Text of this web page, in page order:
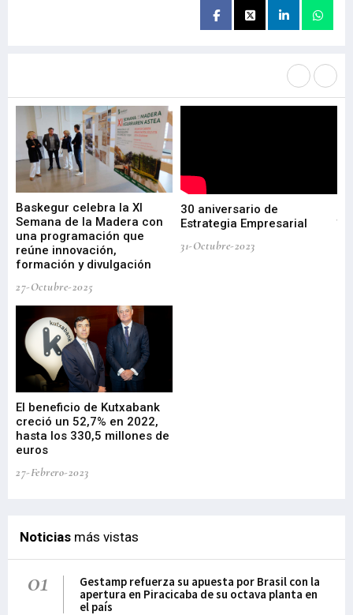
Baskegur celebra la XI
Semana de la Madera con
una programación que
reúne innovación,
formación y divulgación
27-Octubre-2025
30 aniversario de
Estrategia Empresarial
31-Octubre-2023
El beneficio de Kutxabank
creció un 52,7% en 2022,
hasta los 330,5 millones de
euros
27-Febrero-2023
Noticias más vistas
01
Gestamp refuerza su apuesta por Brasil con la
apertura en Piracicaba de su octava planta en
el país